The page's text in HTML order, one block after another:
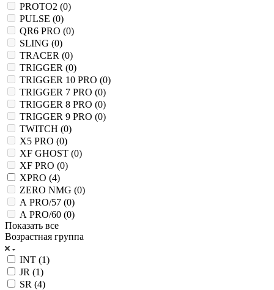
PROTO2 (0)
PULSE (0)
QR6 PRO (0)
SLING (0)
TRACER (0)
TRIGGER (0)
TRIGGER 10 PRO (0)
TRIGGER 7 PRO (0)
TRIGGER 8 PRO (0)
TRIGGER 9 PRO (0)
TWITCH (0)
X5 PRO (0)
XF GHOST (0)
XF PRO (0)
XPRO (4)
ZERO NMG (0)
А PRO/57 (0)
А PRO/60 (0)
Показать все
Возрастная группа
INT (1)
JR (1)
SR (4)